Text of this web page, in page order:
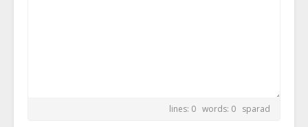
lines: 0 words: 0 sparad